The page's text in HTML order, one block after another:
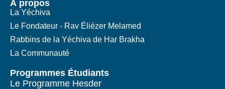
À propos
La Yéchiva
Le Fondateur - Rav Éliézer Melamed
Rabbins de la Yéchiva de Har Brakha
La Communauté
Programmes Étudiants
Le Programme Hesder